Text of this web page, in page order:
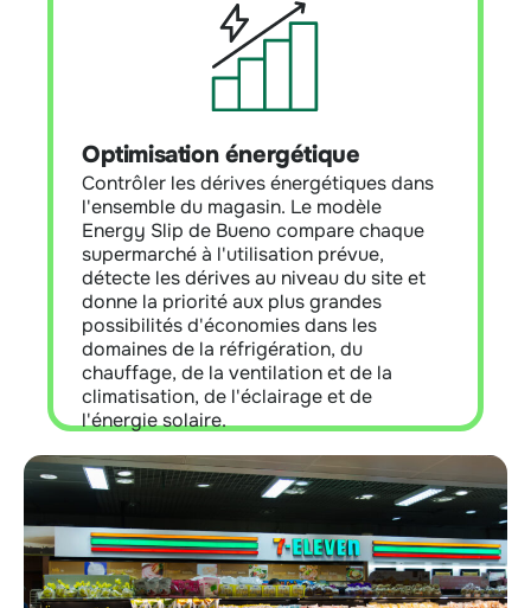
Optimisation énergétique
Contrôler les dérives énergétiques dans
l'ensemble du magasin. Le modèle
Energy Slip de Bueno compare chaque
supermarché à l'utilisation prévue,
détecte les dérives au niveau du site et
donne la priorité aux plus grandes
possibilités d'économies dans les
domaines de la réfrigération, du
chauffage, de la ventilation et de la
climatisation, de l'éclairage et de
l'énergie solaire.
Aperçu du module :Détectez les dérives,
comparez les magasins et donnez la
priorité aux plus grandes opportunités
d'économies. En utilisant le modèle
Bueno, ce module révèle les écarts entre
la consommation d'énergie prévue et la
consommation réelle, identifie les
problèmes systémiques et intègre tous
les systèmes du magasin pour une
efficacité globale.
En savoir plus